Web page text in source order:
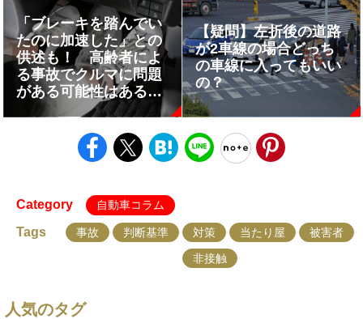
「ブレーキを踏んでい
たのに加速した」との
供述も！ 高齢者によ
る事故でクルマに問題
がある可能性はあるの
【疑問】左折後の道路
が2車線の場合どっち
の車線に入ってもいい
の？
Category 自動車コラム
Tags 事故 判断基準 対策 当たり屋
被害者
非接触
人気のタグ